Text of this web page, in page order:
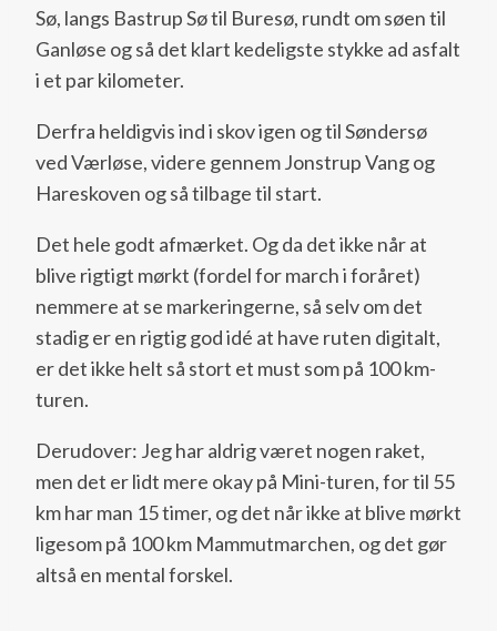
Sø, langs Bastrup Sø til Buresø, rundt om søen til
Ganløse og så det klart kedeligste stykke ad asfalt
i et par kilometer.
Derfra heldigvis ind i skov igen og til Søndersø
ved Værløse, videre gennem Jonstrup Vang og
Hareskoven og så tilbage til start.
Det hele godt afmærket. Og da det ikke når at
blive rigtigt mørkt (fordel for march i foråret)
nemmere at se markeringerne, så selv om det
stadig er en rigtig god idé at have ruten digitalt,
er det ikke helt så stort et must som på 100 km-
turen.
Derudover: Jeg har aldrig været nogen raket,
men det er lidt mere okay på Mini-turen, for til 55
km har man 15 timer, og det når ikke at blive mørkt
ligesom på 100 km Mammutmarchen, og det gør
altså en mental forskel.